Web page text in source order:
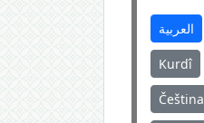
العربية
Kurdî
Čeština